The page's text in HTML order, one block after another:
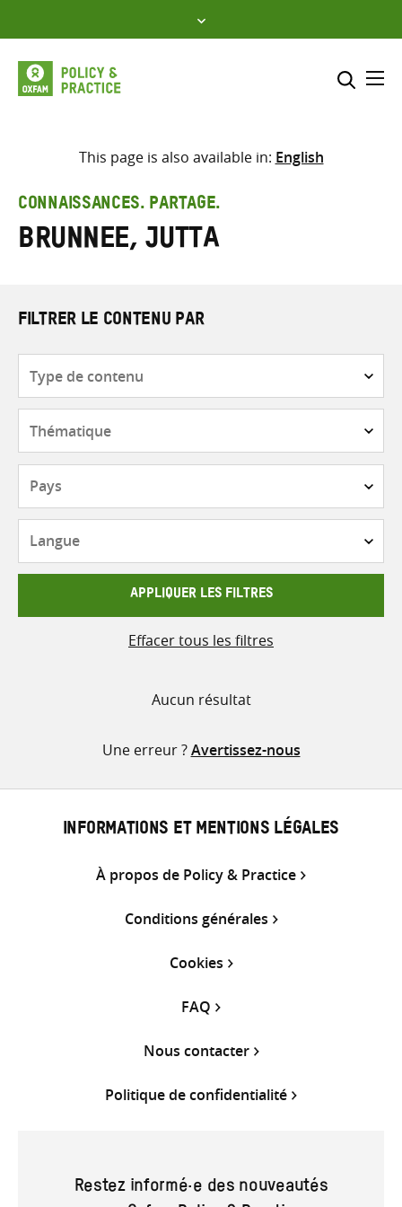
to
content
Sélectionner l’emplacement
Saisir
les
termes
This page is also available in: English
CONNAISSANCES. PARTAGE.
Brunnee, Jutta
FILTRER LE CONTENU PAR
contenu
APPLIQUER LES FILTRES
Effacer tous les filtres
Aucun résultat
Une erreur ?Avertissez-nous
INFORMATIONS ET MENTIONS LÉGALES
À propos de Policy & Practice
Conditions générales
Cookies
FAQ
Nous contacter
Politique de confidentialité
Restez informé·e des nouveautés